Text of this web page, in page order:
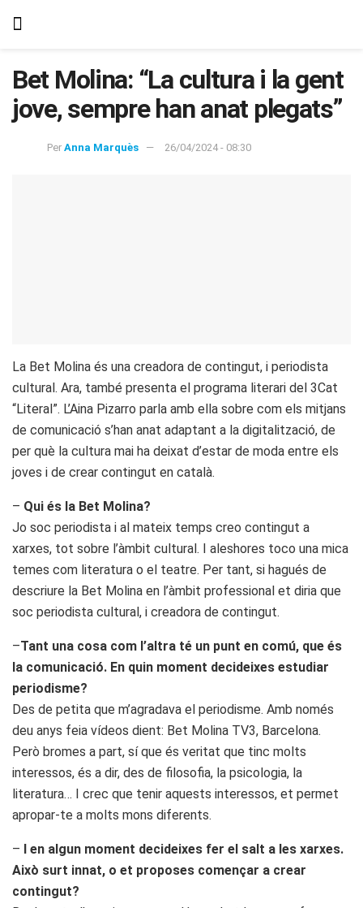
Bet Molina: “La cultura i la gent
jove, sempre han anat plegats”
Per Anna Marquès 26/04/2024 - 08:30
La Bet Molina és una creadora de contingut, i periodista
cultural. Ara, també presenta el programa literari del 3Cat
“Literal”. L’Aina Pizarro parla amb ella sobre com els mitjans
de comunicació s’han anat adaptant a la digitalització, de
per què la cultura mai ha deixat d’estar de moda entre els
joves i de crear contingut en català.
– Qui és la Bet Molina?
Jo soc periodista i al mateix temps creo contingut a
xarxes, tot sobre l’àmbit cultural. I aleshores toco una mica
temes com literatura o el teatre. Per tant, si hagués de
descriure la Bet Molina en l’àmbit professional et diria que
soc periodista cultural, i creadora de contingut.
–Tant una cosa com l’altra té un punt en comú, que és
la comunicació. En quin moment decideixes estudiar
periodisme?
Des de petita que m’agradava el periodisme. Amb només
deu anys feia vídeos dient: Bet Molina TV3, Barcelona.
Però bromes a part, sí que és veritat que tinc molts
interessos, és a dir, des de filosofia, la psicologia, la
literatura… I crec que tenir aquests interessos, et permet
apropar-te a molts mons diferents.
– I en algun moment decideixes fer el salt a les xarxes.
Això surt innat, o et proposes començar a crear
contingut?